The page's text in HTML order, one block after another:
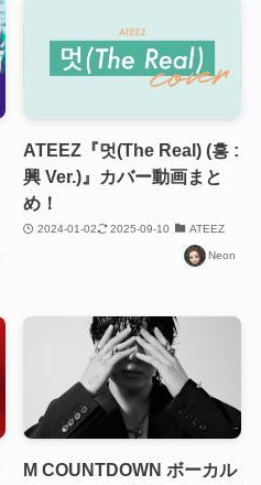
ATEEZ『멋(The Real) (흥 :
興 Ver.)』カバー動画まと
め！
2024-01-02 2025-09-10 ATEEZ
Neon
M COUNTDOWN ボーカル